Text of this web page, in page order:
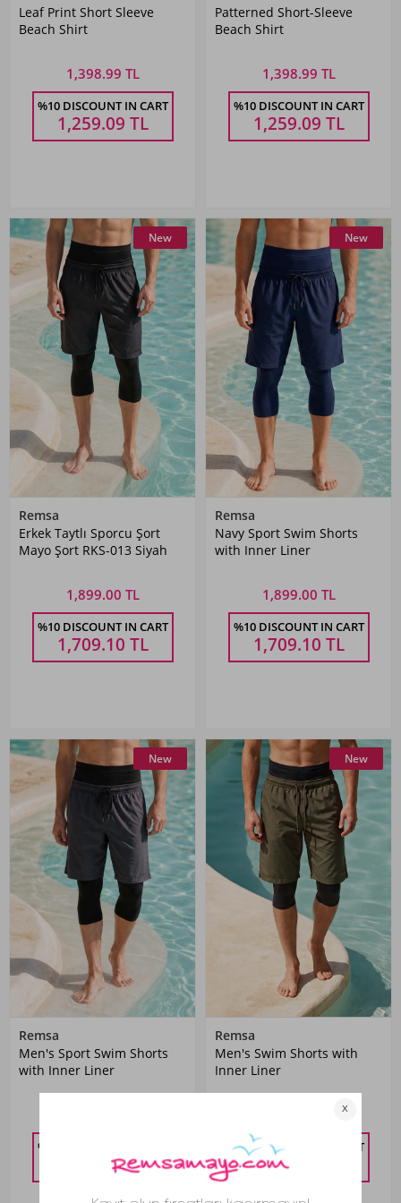
Leaf Print Short Sleeve
Beach Shirt
1,398.99 TL
%10 DISCOUNT IN CART
1,259.09 TL
Patterned Short-Sleeve
Beach Shirt
1,398.99 TL
%10 DISCOUNT IN CART
1,259.09 TL
New
Remsa
Erkek Taytlı Sporcu Şort
Mayo Şort RKS-013 Siyah
1,899.00 TL
%10 DISCOUNT IN CART
1,709.10 TL
New
Remsa
Navy Sport Swim Shorts
with Inner Liner
1,899.00 TL
%10 DISCOUNT IN CART
1,709.10 TL
New
Remsa
Men's Sport Swim Shorts
with Inner Liner
%10 DISCOUNT IN CART
1,709.10TL
New
Remsa
Men's Swim Shorts with
Inner Liner
%10 DISCOUNT IN CART
1,709.10